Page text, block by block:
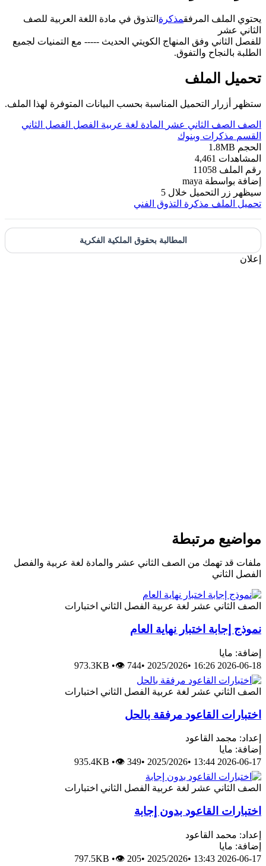
يحتوي الملف المرفقمذكرةالتذوق في مادة اللغة العربية للصف
الثاني عشر
للفصل الثاني وفق المنهاج الكويتي الحديث ----- مع التمنيات لجميع
الطلبة بالنجاح والتفوق.
تحميل الملف
ستظهر أزرار التحميل المناسبة بحسب البيانات المتوفرة لهذا الملف.
الصف الصف الثاني عشر المادة لغة عربية الفصل
الفصل الثاني
القسم مذكرات وبنوك
الحجم 1.8MB
المشاهدات 4,461
رقم الملف 11058
إضافة بواسطة maya
سيظهر زر التحميل خلال 5
تحميل الملف مذكرة التذوق الفني
المطالبة بحقوق الملكية الفكرية
إعلان
مواضيع مرتبطة
ملفات قد تهمك من الصف الثاني عشر والمادة لغة عربية والفصل
الفصل الثاني
الصف الثاني عشر لغة عربية الفصل الثاني اختبارات
نموذج إجابة اختبار نهاية العام
إضافة: مايا
2026-06-18 16:26
•
2025/2026
•
973.3KB •👁 744
الصف الثاني عشر لغة عربية الفصل الثاني اختبارات
اختبارات القاعود مرفقة بالحل
إعداد: مجمد القاعود
إضافة: مايا
2026-06-17 13:44
•
2025/2026
•
935.4KB •👁 349
الصف الثاني عشر لغة عربية الفصل الثاني اختبارات
اختبارات القاعود بدون إجابة
إعداد: محمد القاعود
إضافة: مايا
2026-06-17 13:43
•
2025/2026
•
797.5KB •👁 205